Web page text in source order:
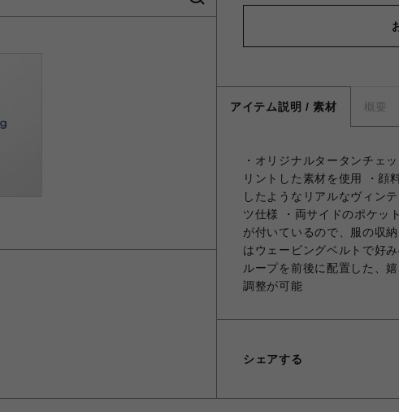
アイテム説明 / 素材 概要
・オリジナルタータンチェ
リントした素材を使用 ・顔
したようなリアルなヴィン
ツ仕様 ・両サイドのポケッ
が付いているので、服の収
はウェービングベルトで好
ループを前後に配置した、
調整が可能
シェアする